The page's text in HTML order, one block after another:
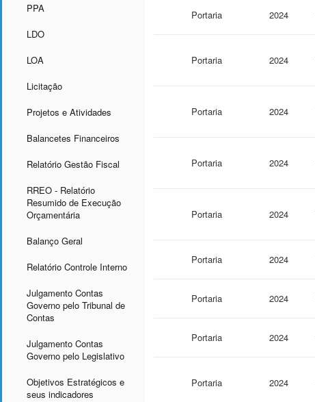
PPA
LDO
LOA
Licitação
Projetos e Atividades
Balancetes Financeiros
Relatório Gestão Fiscal
RREO - Relatório
Resumido de Execução
Orçamentária
Balanço Geral
Relatório Controle Interno
Julgamento Contas
Governo pelo Tribunal de
Contas
Julgamento Contas
Governo pelo Legislativo
Objetivos Estratégicos e
seus indicadores
Portaria 2024
Portaria 2024
Portaria 2024
Portaria 2024
Portaria 2024
Portaria 2024
Portaria 2024
Portaria 2024
Portaria 2024